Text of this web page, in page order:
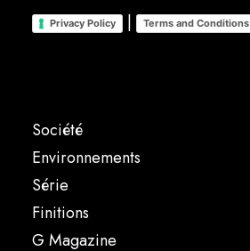
Privacy Policy | Terms and Conditions
Société
Environnements
Série
Finitions
G Magazine